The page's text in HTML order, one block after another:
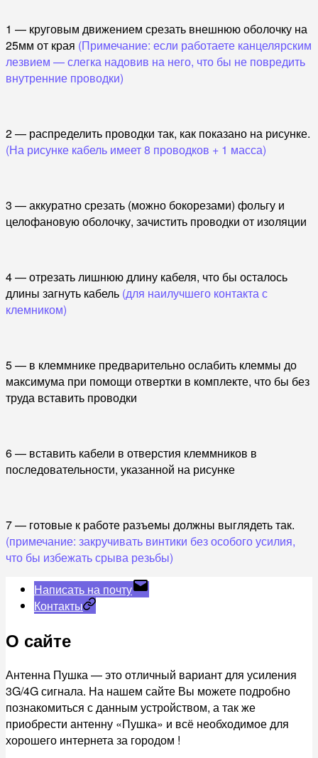
1 — круговым движением срезать внешнюю оболочку на
25мм от края (Примечание: если работаете канцелярским
лезвием — слегка надовив на него, что бы не повредить
внутренние проводки)
2 — распределить проводки так, как показано на рисунке.
(На рисунке кабель имеет 8 проводков + 1 масса)
3 — аккуратно срезать (можно бокорезами) фольгу и
целофановую оболочку, зачистить проводки от изоляции
4 — отрезать лишнюю длину кабеля, что бы осталось
длины загнуть кабель (для наилучшего контакта с
клемником)
5 — в клеммнике предварительно ослабить клеммы до
максимума при помощи отвертки в комплекте, что бы без
труда вставить проводки
6 — вставить кабели в отверстия клеммников в
последовательности, указанной на рисунке
7 — готовые к работе разъемы должны выглядеть так.
(примечание: закручивать винтики без особого усилия,
что бы избежать срыва резьбы)
Написать на почту
Контакты
О сайте
Антенна Пушка — это отличный вариант для усиления
3G/4G сигнала. На нашем сайте Вы можете подробно
познакомиться с данным устройством, а так же
приобрести антенну «Пушка» и всё необходимое для
хорошего интернета за городом !